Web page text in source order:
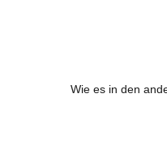
Wie es in den